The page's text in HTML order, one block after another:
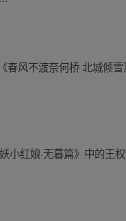
春风不渡奈何桥 北城倾
红娘·无暮篇》中的王